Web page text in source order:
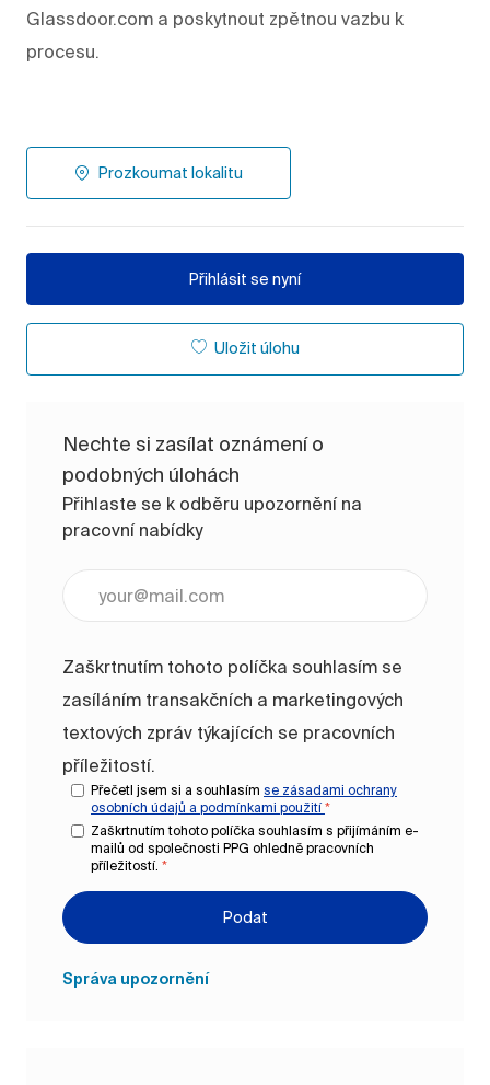
Glassdoor.com a poskytnout zpětnou vazbu k
procesu.
Prozkoumat lokalitu
Přihlásit se nyní
Uložit úlohu
Nechte si zasílat oznámení o
podobných úlohách
Přihlaste se k odběru upozornění na
pracovní nabídky
Zaškrtnutím tohoto políčka souhlasím se
zasíláním transakčních a marketingových
textových zpráv týkajících se pracovních
příležitostí.
Přečetl jsem si a souhlasím se zásadami ochrany
osobních údajů a podmínkami použití *
Zaškrtnutím tohoto políčka souhlasím s přijímáním e-
mailů od společnosti PPG ohledně pracovních
příležitostí. *
Podat
Správa upozornění